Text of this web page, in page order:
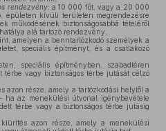
rendezvény: a 10 000 főt, vagy a 20 000
épületen kívüli területen megrendezésre
működésének biztonságosabbá tételéről
hatálya alá tartozó rendezvény,
amelyen a benntartózkodó személyek a
speciális építményt, és a csatlakozó
speciális építményben, szabadtéren
térbe vagy biztonságos térbe jutását célzó
azon része, amely a tartózkodási helytől a
ha az menekülési útvonal igénybevétele
térbe vagy a biztonságos térbe jutásig
azon része, amely a menekülési